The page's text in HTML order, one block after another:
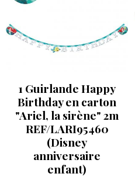
1 Guirlande Happy
Birthday en carton
"Ariel, la sirène" 2m
REF/LARI95460
(Disney
anniversaire
enfant)